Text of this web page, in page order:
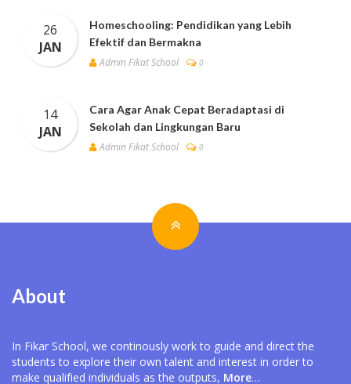
26
JAN
Homeschooling: Pendidikan yang Lebih
Efektif dan Bermakna
Admin Fikat School
0
14
JAN
Cara Agar Anak Cepat Beradaptasi di
Sekolah dan Lingkungan Baru
Admin Fikat School
0
About
In Fikar School, we continously work to guide and direct the
students to explore their own talent and interest in order to
make qualified individuals as the outputs, More…